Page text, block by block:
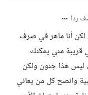
ردا
أنا ماهر في صرف
قريبة مني يمكنك
ليس هذا جنون ولكن
وانصح كل من يعاني